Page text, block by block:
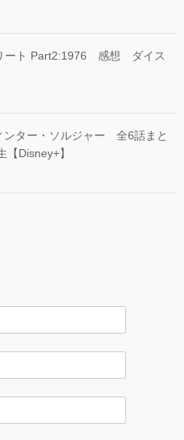
ート Part2:1976 感想 ダイス
ンター・ソルジャー 全6話まと
Disney+】